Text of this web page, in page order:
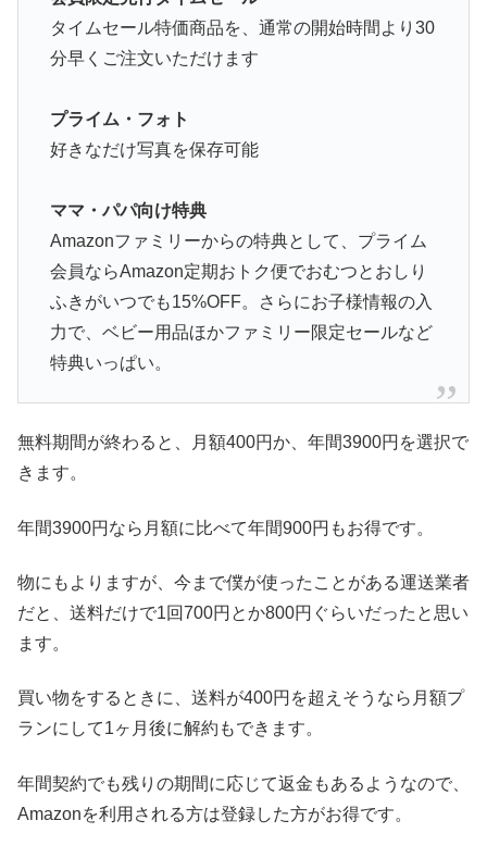
タイムセール特価商品を、通常の開始時間より30
分早くご注文いただけます
プライム・フォト
好きなだけ写真を保存可能
ママ・パパ向け特典
Amazonファミリーからの特典として、プライム
会員ならAmazon定期おトク便でおむつとおしり
ふきがいつでも15%OFF。さらにお子様情報の入
力で、ベビー用品ほかファミリー限定セールなど
特典いっぱい。
無料期間が終わると、月額400円か、年間3900円を選択で
きます。
年間3900円なら月額に比べて年間900円もお得です。
物にもよりますが、今まで僕が使ったことがある運送業者
だと、送料だけで1回700円とか800円ぐらいだったと思い
ます。
買い物をするときに、送料が400円を超えそうなら月額プ
ランにして1ヶ月後に解約もできます。
年間契約でも残りの期間に応じて返金もあるようなので、
Amazonを利用される方は登録した方がお得です。